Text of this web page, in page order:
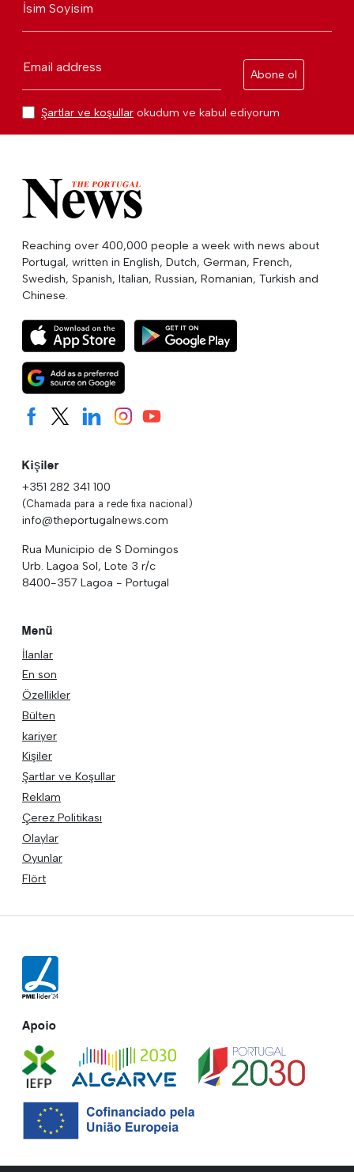
İsim Soyisim
Email address
Abone ol
Şartlar ve koşullar okudum ve kabul ediyorum
Reaching over 400,000 people a week with news about
Portugal, written in English, Dutch, German, French,
Swedish, Spanish, Italian, Russian, Romanian, Turkish and
Chinese.
Kişiler
+351 282 341 100
(Chamada para a rede fixa nacional)
info@theportugalnews.com
Rua Municipio de S Domingos
Urb. Lagoa Sol, Lote 3 r/c
8400-357 Lagoa - Portugal
Menü
İlanlar
En son
Özellikler
Bülten
kariyer
Kişiler
Şartlar ve Koşullar
Reklam
Çerez Politikası
Olaylar
Oyunlar
Flört
Apoio